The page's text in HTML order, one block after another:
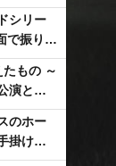
シリー
で振り返
もの ～
演と古
のホー
掛ける
！アリ